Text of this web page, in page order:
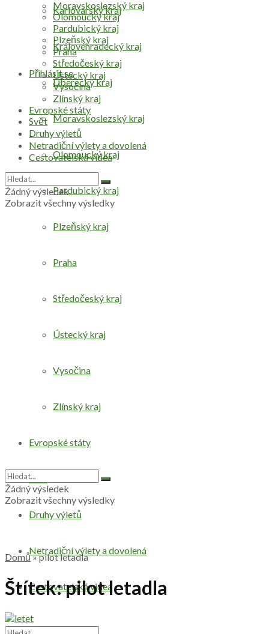
Přihlásit se
Karlovarský kraj
Královéhradecký kraj
Liberecký kraj
Moravskoslezský kraj
Olomoucký kraj
Pardubický kraj
Plzeňský kraj
Praha
Středočeský kraj
Ústecký kraj
Vysočina
Zlínský kraj
Evropské státy
Svět
Druhy výletů
Netradiční výlety a dovolená
Cestovatelská videa
Moravskoslezský kraj
Olomoucký kraj
Pardubický kraj
Plzeňský kraj
Praha
Středočeský kraj
Ústecký kraj
Vysočina
Zlínský kraj
Evropské státy
Svět
Druhy výletů
Netradiční výlety a dovolená
Cestovatelská videa
Žádný výsledek
Zobrazit všechny výsledky
Žádný výsledek
Zobrazit všechny výsledky
Domů»pilot letadla
Štítek:pilot letadla